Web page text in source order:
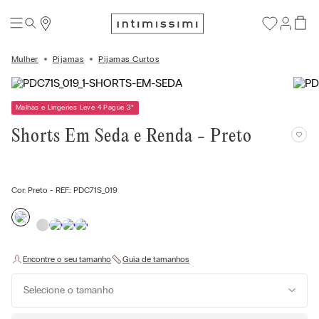
Mulher Pijamas Pijamas Curtos
Malhas e Lingeries Leve 4 Pague 3*
Shorts Em Seda e Renda - Preto
Cor: Preto - REF.: PDC71S_019
Selecione o tamanho